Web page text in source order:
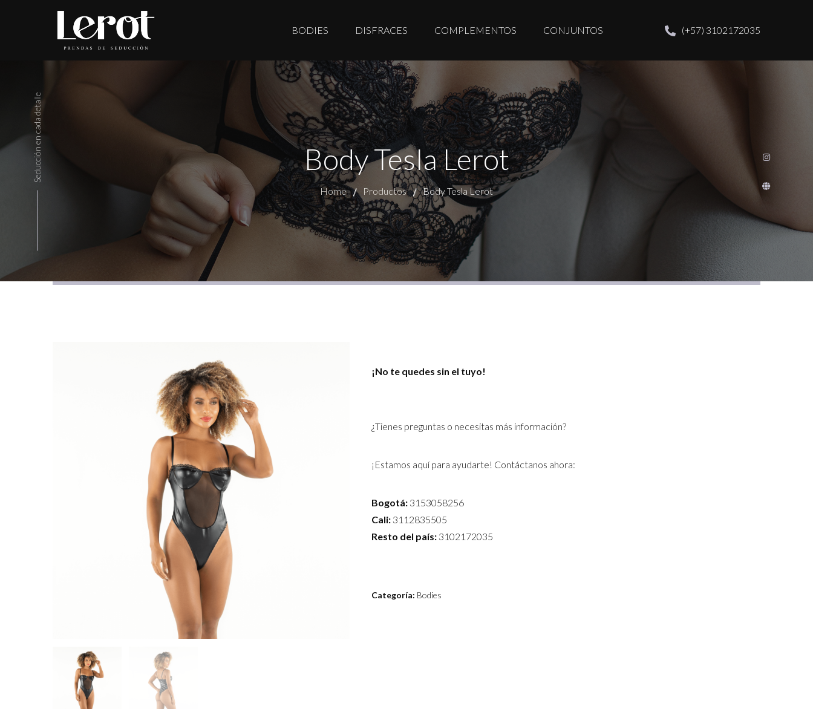
BODIES DISFRACES COMPLEMENTOS CONJUNTOS (+57) 3102172035
Body Tesla Lerot
Home Productos Body Tesla Lerot
Seducción en cada detalle
¡No te quedes sin el tuyo!
¿Tienes preguntas o necesitas más información?
¡Estamos aquí para ayudarte! Contáctanos ahora:
Bogotá: 3153058256
Cali: 3112835505
Resto del país: 3102172035
Categoría: Bodies